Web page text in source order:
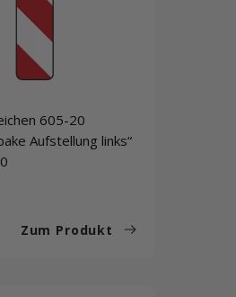
605-20
Aufstellung links“
Zum Produkt